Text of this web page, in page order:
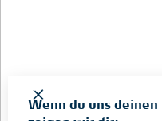
Wenn du uns